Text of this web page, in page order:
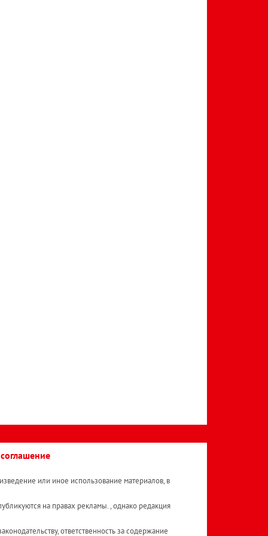
или иное использование материалов, в
на правах рекламы. , однако редакция
ответственность за содержание